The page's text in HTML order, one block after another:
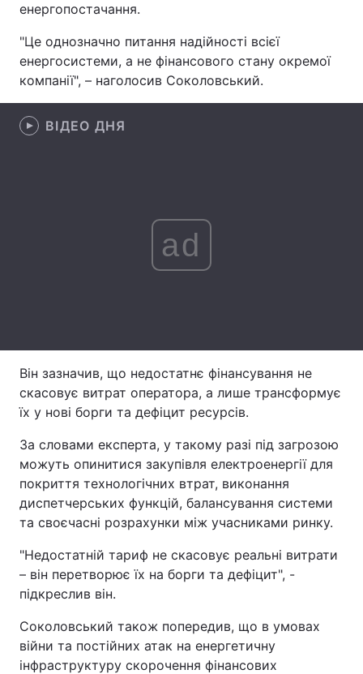
Зброя
Здоров'я Туризм
Цікавинки Погода
Екологія
Думки
Послуги
Тема оформлення
енергопостачання.
"Це однозначно питання надійності всієї
енергосистеми, а не фінансового стану окремої
компанії", – наголосив Соколовський.
ВІДЕО ДНЯ
ad
Він зазначив, що недостатнє фінансування не
скасовує витрат оператора, а лише трансформує
їх у нові борги та дефіцит ресурсів.
За словами експерта, у такому разі під загрозою
можуть опинитися закупівля електроенергії для
покриття технологічних втрат, виконання
диспетчерських функцій, балансування системи
та своєчасні розрахунки між учасниками ринку.
"Недостатній тариф не скасовує реальні витрати
– він перетворює їх на борги та дефіцит", -
підкреслив він.
Соколовський також попередив, що в умовах
війни та постійних атак на енергетичну
інфраструктуру скорочення фінансових